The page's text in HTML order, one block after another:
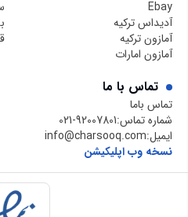
Ebay
آدیداس ترکیه
آمازون ترکیه
آمازون امارات
تماس با ما
تماس باما
شماره تماس:021-92007801
ایمیل:info@charsooq.com
نسخه وب اپلیکیشن